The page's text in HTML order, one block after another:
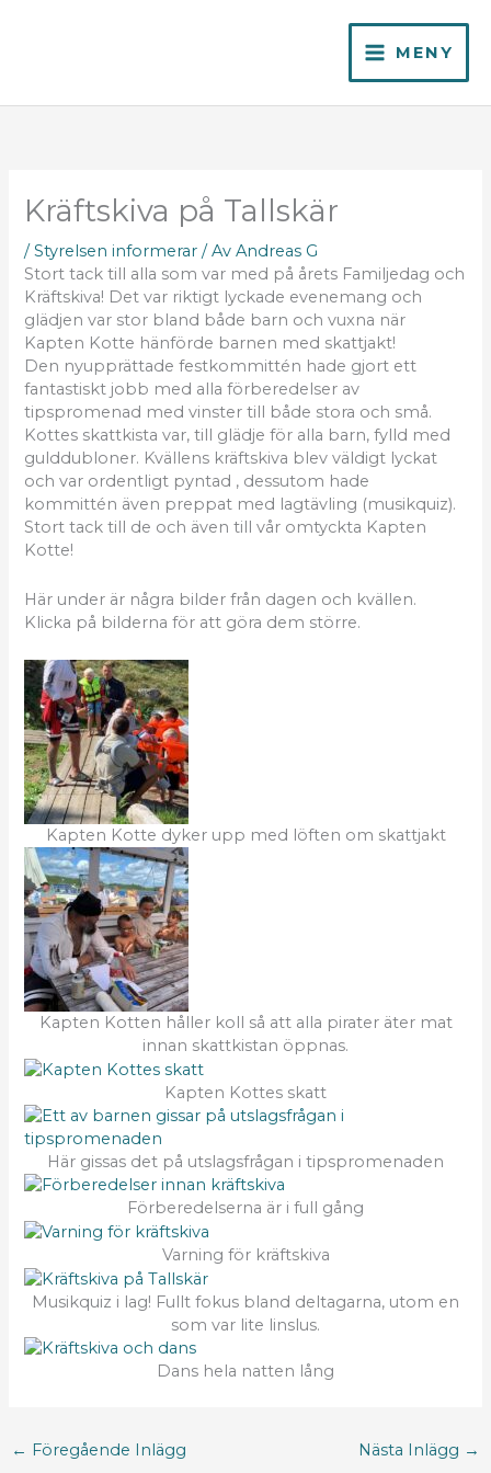
MENY
Kräftskiva på Tallskär
/Styrelsen informerar / AvAndreas G
Stort tack till alla som var med på årets Familjedag och
Kräftskiva! Det var riktigt lyckade evenemang och
glädjen var stor bland både barn och vuxna när
Kapten Kotte hänförde barnen med skattjakt!
Den nyupprättade festkommittén hade gjort ett
fantastiskt jobb med alla förberedelser av
tipspromenad med vinster till både stora och små.
Kottes skattkista var, till glädje för alla barn, fylld med
gulddubloner. Kvällens kräftskiva blev väldigt lyckat
och var ordentligt pyntad , dessutom hade
kommittén även preppat med lagtävling (musikquiz).
Stort tack till de och även till vår omtyckta Kapten
Kotte!
Här under är några bilder från dagen och kvällen.
Klicka på bilderna för att göra dem större.
Kapten Kotte dyker upp med löften om skattjakt
Kapten Kotten håller koll så att alla pirater äter mat
innan skattkistan öppnas.
Kapten Kottes skatt
Här gissas det på utslagsfrågan i tipspromenaden
Förberedelserna är i full gång
Varning för kräftskiva
Musikquiz i lag! Fullt fokus bland deltagarna, utom en
som var lite linslus.
Dans hela natten lång
← Föregående Inlägg Nästa Inlägg →